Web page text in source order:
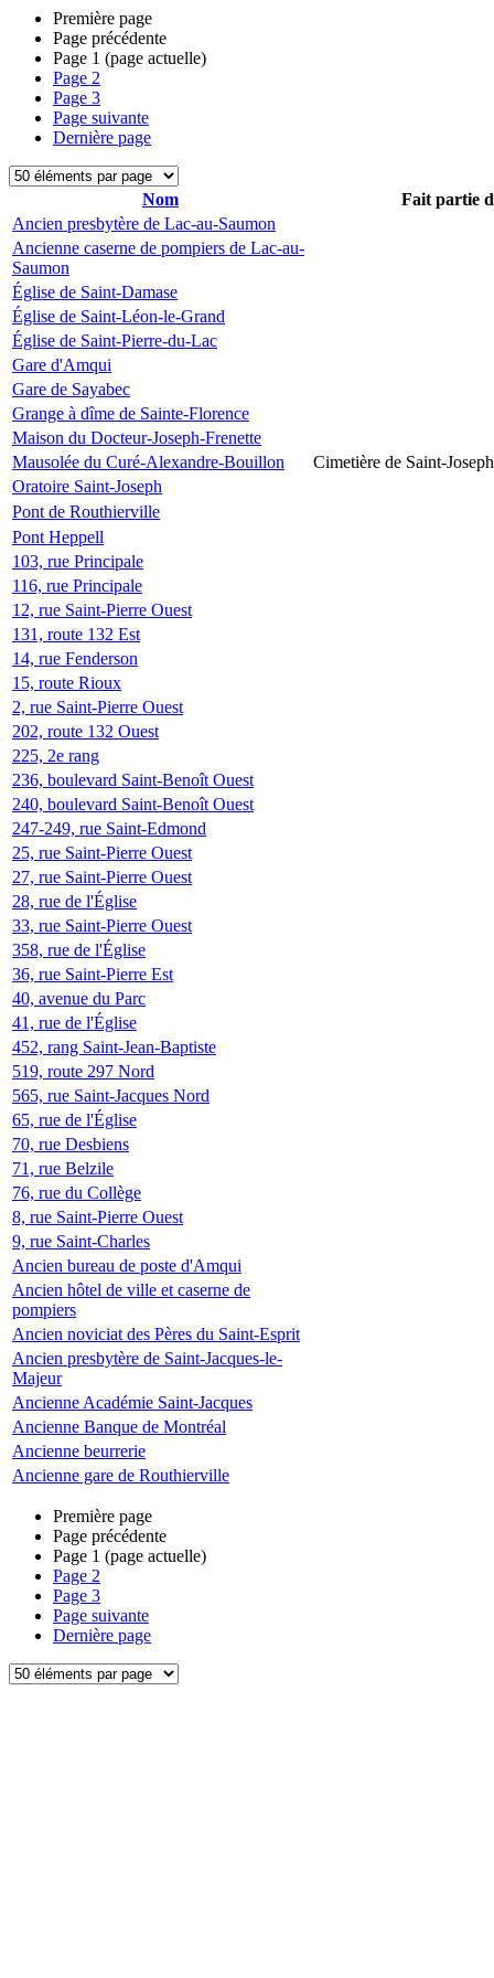
Première page
Page précédente
Page 1 (page actuelle)
Page 2
Page 3
Page suivante
Dernière page
Nom
Fait partie
Ancien presbytère de Lac-au-Saumon
Ancienne caserne de pompiers de Lac-au-
Saumon
Église de Saint-Damase
Église de Saint-Léon-le-Grand
Église de Saint-Pierre-du-Lac
Gare d'Amqui
Gare de Sayabec
Grange à dîme de Sainte-Florence
Maison du Docteur-Joseph-Frenette
Mausolée du Curé-Alexandre-Bouillon
Cimetière de Saint-Joseph
Oratoire Saint-Joseph
Pont de Routhierville
Pont Heppell
103, rue Principale
116, rue Principale
12, rue Saint-Pierre Ouest
131, route 132 Est
14, rue Fenderson
15, route Rioux
2, rue Saint-Pierre Ouest
202, route 132 Ouest
225, 2e rang
236, boulevard Saint-Benoît Ouest
240, boulevard Saint-Benoît Ouest
247-249, rue Saint-Edmond
25, rue Saint-Pierre Ouest
27, rue Saint-Pierre Ouest
28, rue de l'Église
33, rue Saint-Pierre Ouest
358, rue de l'Église
36, rue Saint-Pierre Est
40, avenue du Parc
41, rue de l'Église
452, rang Saint-Jean-Baptiste
519, route 297 Nord
565, rue Saint-Jacques Nord
65, rue de l'Église
70, rue Desbiens
71, rue Belzile
76, rue du Collège
8, rue Saint-Pierre Ouest
9, rue Saint-Charles
Ancien bureau de poste d'Amqui
Ancien hôtel de ville et caserne de
pompiers
Ancien noviciat des Pères du Saint-Esprit
Ancien presbytère de Saint-Jacques-le-
Majeur
Ancienne Académie Saint-Jacques
Ancienne Banque de Montréal
Ancienne beurrerie
Ancienne gare de Routhierville
Première page
Page précédente
Page 1 (page actuelle)
Page 2
Page 3
Page suivante
Dernière page